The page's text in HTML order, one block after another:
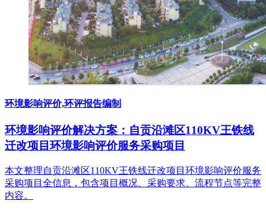
环境影响评价,环评报告编制
环境影响评价解决方案：自贡沿滩区110KV王铁线
迁改项目环境影响评价服务采购项目
本文整理自贡沿滩区110KV王铁线迁改项目环境影响评价服务
采购项目全信息，包含项目概况、采购要求、流程节点等完整
内容。